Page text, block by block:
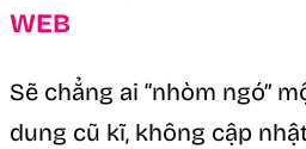
WEB
Sẽ chẳng ai “nhòm ngó”
dung cũ kĩ, không cập